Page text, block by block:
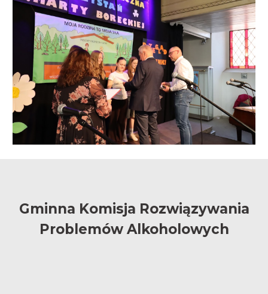
Gminna Komisja Rozwiązywania
Problemów Alkoholowych